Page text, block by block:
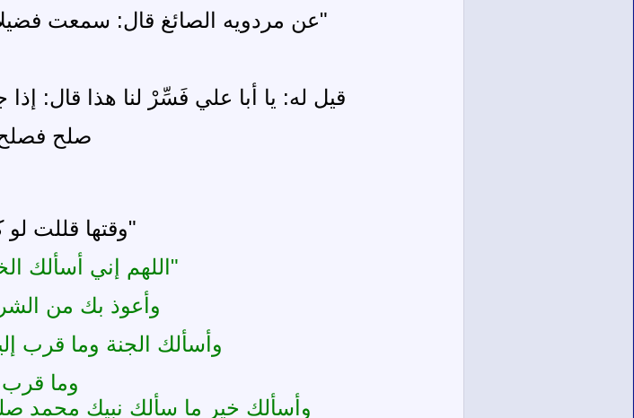
"عن مردويه الصائغ قال: سمعت
قيل له: يا أبا علي فَسِّرْ لنا هذا قال:
صلح فصلح
"وقتها قللت
"اللهم إني أسألك
وأعوذ بك من
وأسألك الجنة وما قرب
وما قرب
وأسألك خير ما سألك نبيك محمد